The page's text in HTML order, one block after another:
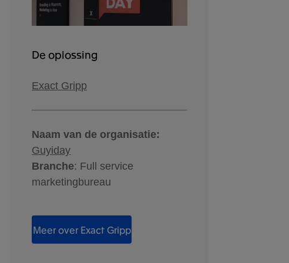
De oplossing
Exact Gripp
Naam van de organisatie:
Guyiday
Branche: Full service
marketingbureau
Meer over Exact Gripp